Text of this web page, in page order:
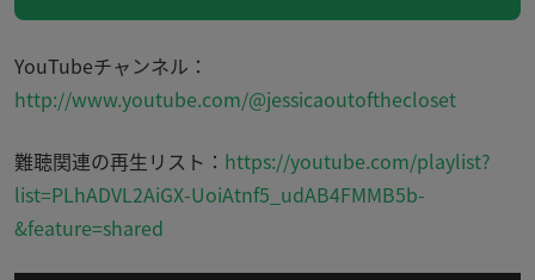
YouTubeチャンネル：
http://www.youtube.com/@jessicaoutofthecloset
難聴関連の再生リスト： https://youtube.com/playlist?
list=PLhADVL2AiGX-UoiAtnf5_udAB4FMMB5b-
&feature=shared